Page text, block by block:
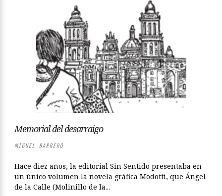
Memorial del desarraigo
MIGUEL BARRERO
Hace diez años, la editorial Sin Sentido presentaba en
un único volumen la novela gráfica Modotti, que Ángel
de la Calle (Molinillo de la...